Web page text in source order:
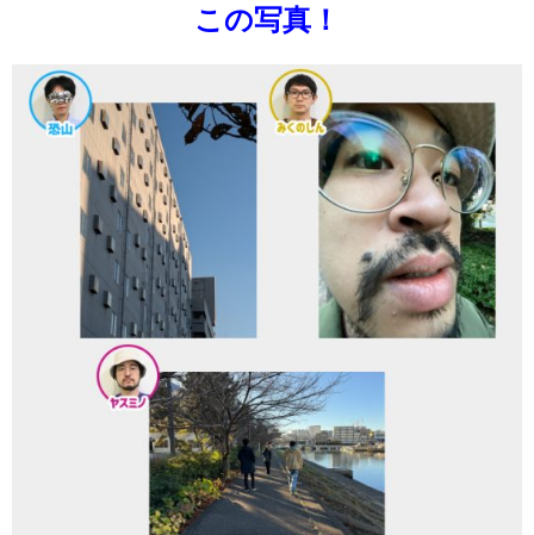
この写真！